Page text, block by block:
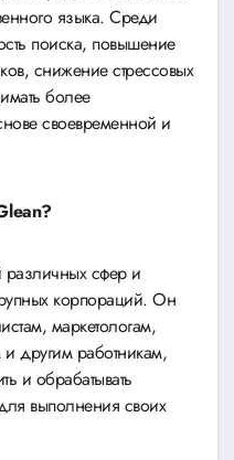
языка. Среди
поиска, повышение
снижение стрессовых
более
своевременной и
сфер и
корпораций. Он
маркетологам,
другим работникам,
и обрабатывать
выполнения своих